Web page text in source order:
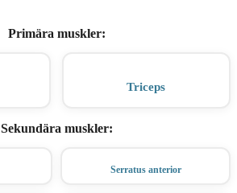
Primära muskler:
Triceps
Sekundära muskler:
Serratus anterior